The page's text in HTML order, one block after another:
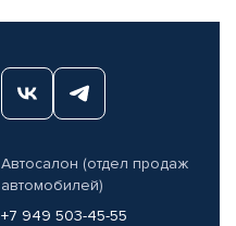
Автосалон (отдел продаж
автомобилей)
+7 949 503-45-55